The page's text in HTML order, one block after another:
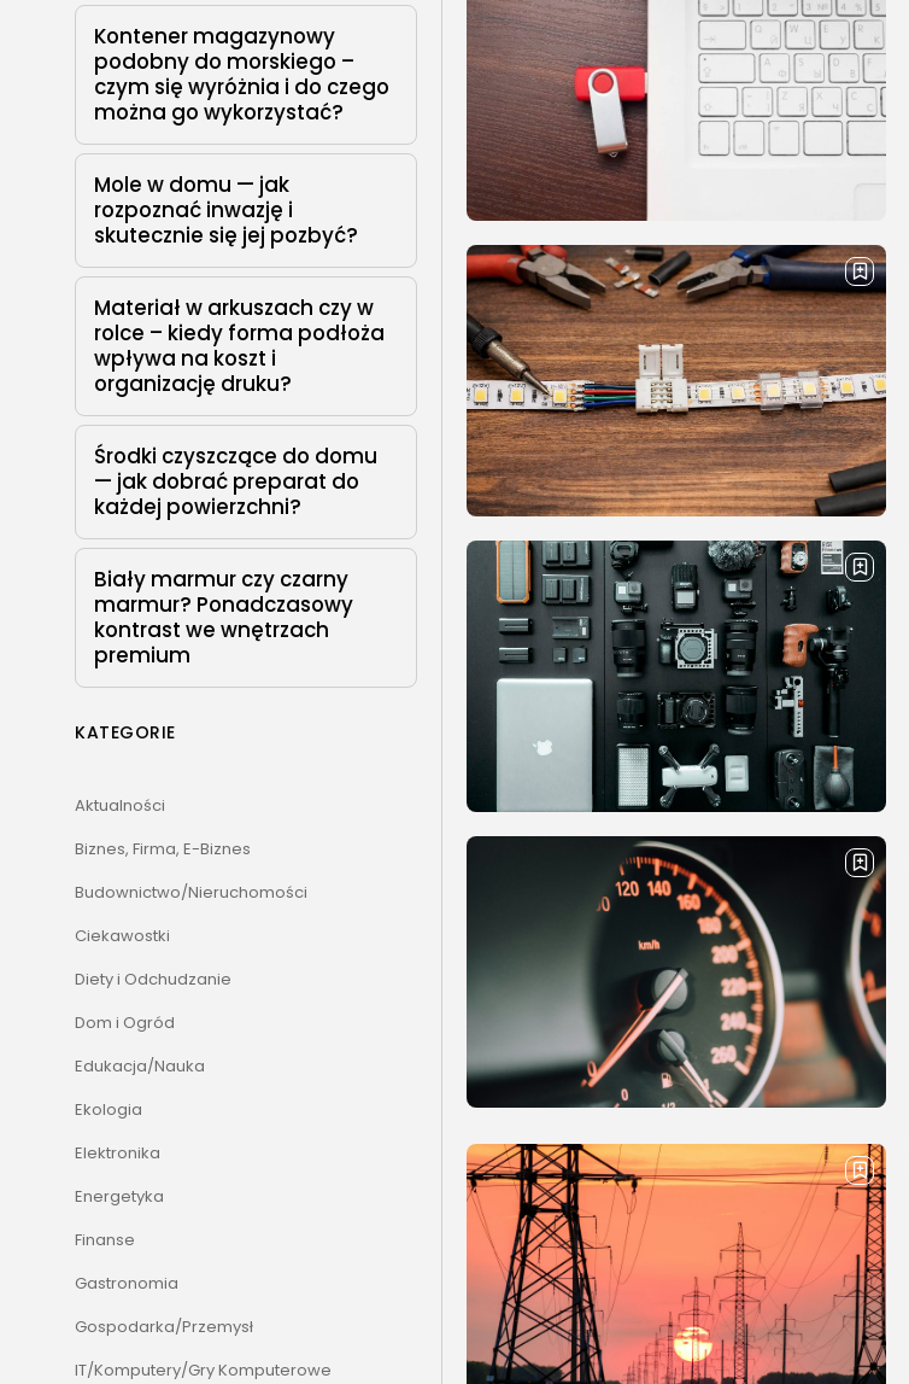
Kontener magazynowy
podobny do morskiego –
czym się wyróżnia i do czego
można go wykorzystać?
Mole w domu — jak
rozpoznać inwazję i
skutecznie się jej pozbyć?
Materiał w arkuszach czy w
rolce – kiedy forma podłoża
wpływa na koszt i
organizację druku?
Środki czyszczące do domu
— jak dobrać preparat do
każdej powierzchni?
Biały marmur czy czarny
marmur? Ponadczasowy
kontrast we wnętrzach
premium
KATEGORIE
Aktualności
Biznes, Firma, E-Biznes
Budownictwo/Nieruchomości
Ciekawostki
Diety i Odchudzanie
Dom i Ogród
Edukacja/Nauka
Ekologia
Elektronika
Energetyka
Finanse
Gastronomia
Gospodarka/Przemysł
IT/Komputery/Gry Komputerowe